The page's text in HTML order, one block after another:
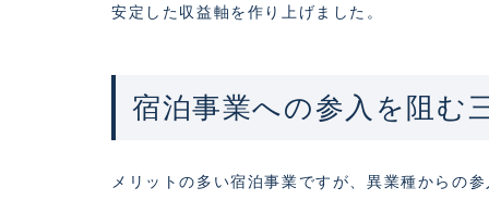
安定した収益軸を作り上げました。
宿泊事業への参入を阻む
メリットの多い宿泊事業ですが、異業種からの